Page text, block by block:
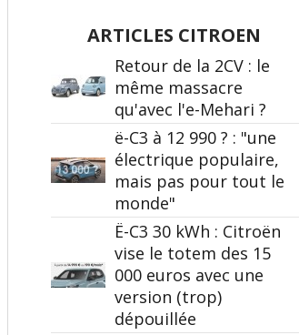
ARTICLES CITROEN
Retour de la 2CV : le
même massacre
qu'avec l'e-Mehari ?
ë-C3 à 12 990 ? : "une
électrique populaire,
mais pas pour tout le
monde"
Ë-C3 30 kWh : Citroën
vise le totem des 15
000 euros avec une
version (trop)
dépouillée